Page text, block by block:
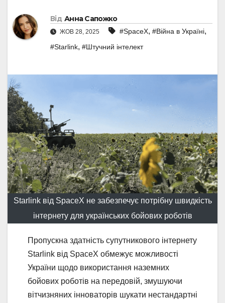
Від Анна Сапожко
ЖОВ 28, 2025 #SpaceX, #Війна в Україні,
#Starlink, #Штучний інтелект
Starlink від SpaceX не забезпечує потрібну швидкість
інтернету для українських бойових роботів
Пропускна здатність супутникового інтернету
Starlink від SpaceX обмежує можливості
України щодо використання наземних
бойових роботів на передовій, змушуючи
вітчизняних інноваторів шукати нестандартні